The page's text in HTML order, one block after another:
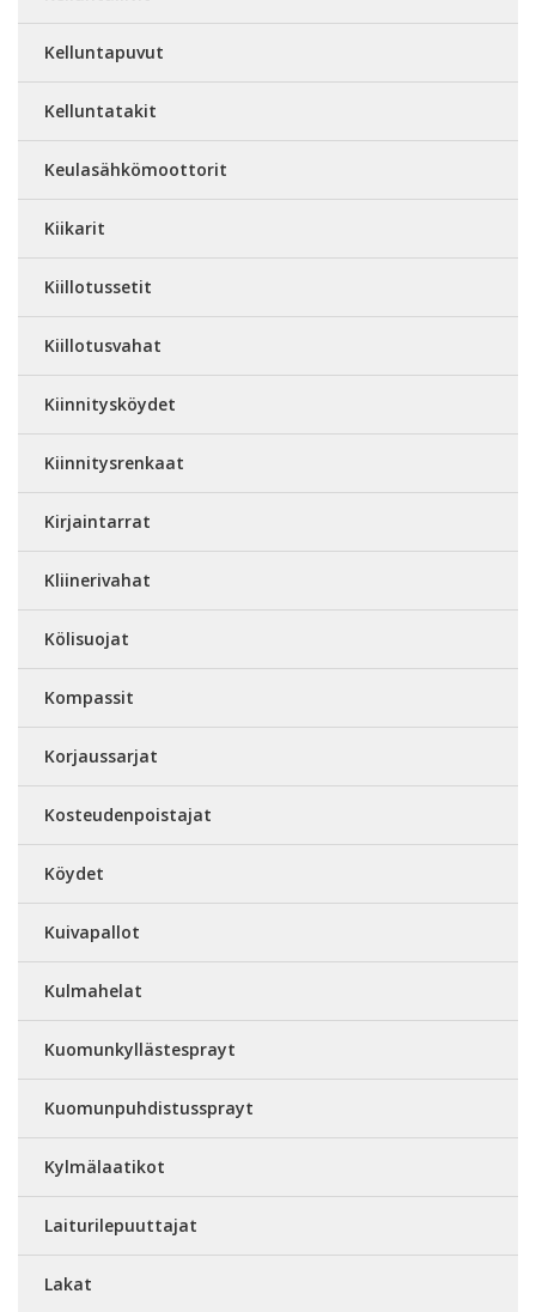
Kelluntapuvut
Kelluntatakit
Keulasähkömoottorit
Kiikarit
Kiillotussetit
Kiillotusvahat
Kiinnitysköydet
Kiinnitysrenkaat
Kirjaintarrat
Kliinerivahat
Kölisuojat
Kompassit
Korjaussarjat
Kosteudenpoistajat
Köydet
Kuivapallot
Kulmahelat
Kuomunkyllästesprayt
Kuomunpuhdistussprayt
Kylmälaatikot
Laiturilepuuttajat
Lakat